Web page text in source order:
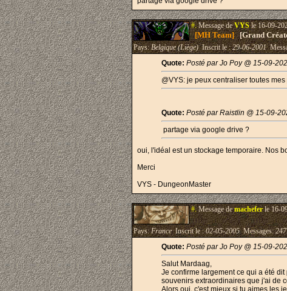
#.Message deVYSle 16-09-
[MH Team][Grand
Pays:Belgique (Liège)Inscrit le :29-06-2001
Quote: Posté par Jo Poy @ 15-09-
@VYS: je peux centraliser toutes
Quote: Posté par Raistlin @ 15-09-
partage via google drive ?
oui, l'idéal est un stockage temporaire. Nos
Merci
VYS - DungeonMaster
#.Message demacheferle 16-
Pays:FranceInscrit le :02-05-2005Messages:
Quote: Posté par Jo Poy @ 15-09-
Salut Mardaag,
Je confirme largement ce qui a été
souvenirs extraordinaires que j'ai de
Alors oui, c'est mieux si tu aimes les